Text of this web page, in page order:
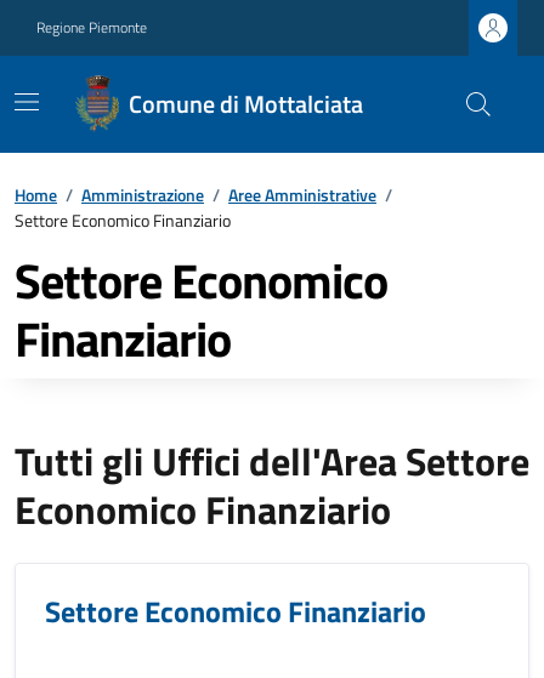
Regione Piemonte
Comune di Mottalciata
Home / Amministrazione / Aree Amministrative /
Settore Economico Finanziario
Settore Economico
Finanziario
Tutti gli Uffici dell'Area Settore
Economico Finanziario
Settore Economico Finanziario